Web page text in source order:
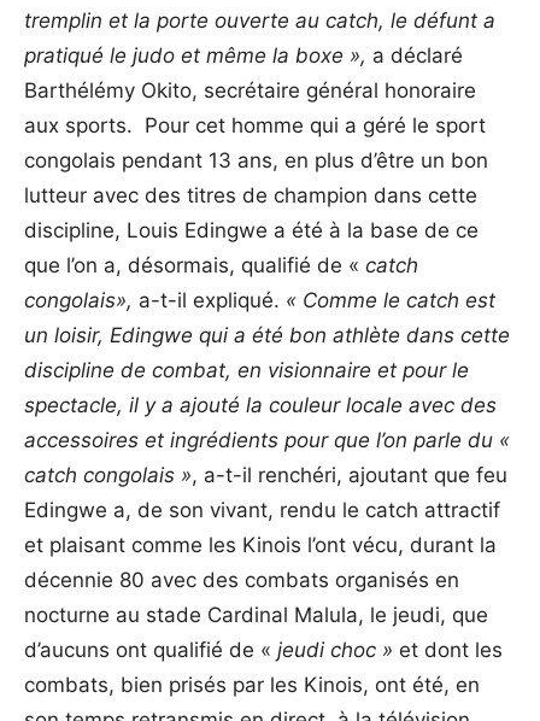
tremplin et la porte ouverte au catch, le défunt a
pratiqué le judo et même la boxe », a déclaré
Barthélémy Okito, secrétaire général honoraire
aux sports. Pour cet homme qui a géré le sport
congolais pendant 13 ans, en plus d’être un bon
lutteur avec des titres de champion dans cette
discipline, Louis Edingwe a été à la base de ce
que l’on a, désormais, qualifié de « catch
congolais», a-t-il expliqué. « Comme le catch est
un loisir, Edingwe qui a été bon athlète dans cette
discipline de combat, en visionnaire et pour le
spectacle, il y a ajouté la couleur locale avec des
accessoires et ingrédients pour que l’on parle du «
catch congolais », a-t-il renchéri, ajoutant que feu
Edingwe a, de son vivant, rendu le catch attractif
et plaisant comme les Kinois l’ont vécu, durant la
décennie 80 avec des combats organisés en
nocturne au stade Cardinal Malula, le jeudi, que
d’aucuns ont qualifié de « jeudi choc » et dont les
combats, bien prisés par les Kinois, ont été, en